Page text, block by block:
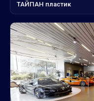
ТАЙПАН пластик